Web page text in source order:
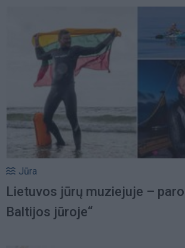
Jūra
Lietuvos jūrų muziejuje –
Baltijos jūroje“